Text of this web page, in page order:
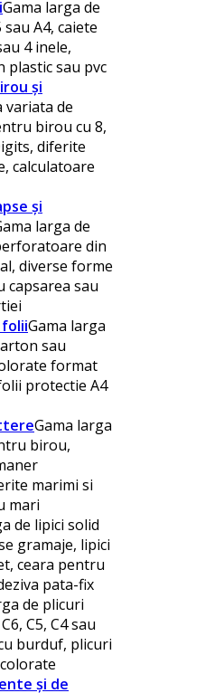
Gama larga de
A4, caiete
4 inele,
plastic sau pvc
și
variata de
birou cu 8,
diferite
calculatoare
și
larga de
din
diverse forme
capsarea sau
foliiGama larga
sau
format
protectie A4
Gama larga
birou,
marimi si
mari
de lipici solid
gramaje, lipici
ceara pentru
pata-fix
de plicuri
C5, C4 sau
burduf, plicuri
și de